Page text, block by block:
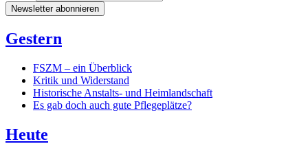
Newsletter abonnieren
Gestern
FSZM – ein Überblick
Kritik und Widerstand
Historische Anstalts- und Heimlandschaft
Es gab doch auch gute Pflegeplätze?
Heute